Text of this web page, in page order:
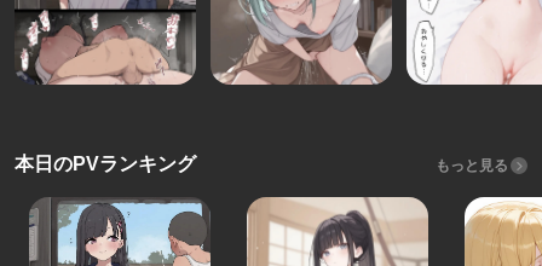
本日のPVランキング もっと見る